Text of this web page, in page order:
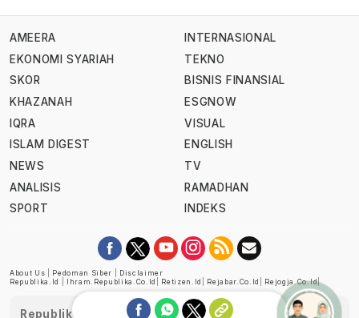
AMEERA
EKONOMI SYARIAH
SKOR
KHAZANAH
IQRA
ISLAM DIGEST
NEWS
ANALISIS
SPORT
INTERNASIONAL
TEKNO
BISNIS FINANSIAL
ESGNOW
VISUAL
ENGLISH
TV
RAMADHAN
INDEKS
About Us Pedoman Siber
Disclaimer
Republika.id
Ihram.republika.co.id Retizen.id Rejabar.co.id Rejogja.co.id|
Republika telah diverifikasi oleh Dewan Pers